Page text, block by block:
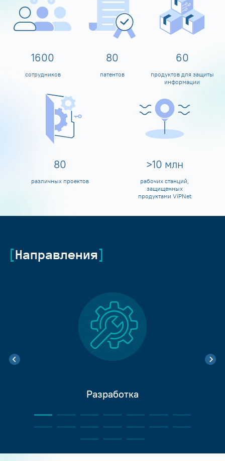
1600
сотрудников
80
патентов
60
продуктов для защиты
информации
80
различных проектов
>10 млн
рабочих станций,
защищенных
продуктами ViPNet
Направления
Разработка